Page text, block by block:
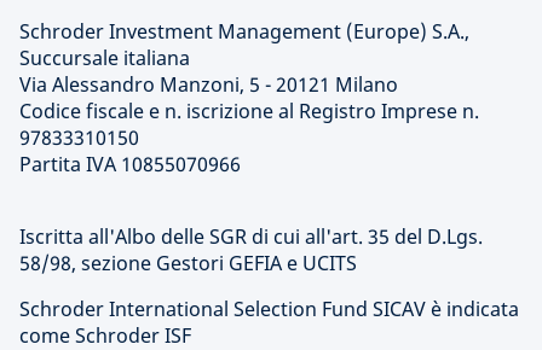
Schroder Investment Management (Europe) S.A.,
Succursale italiana
Via Alessandro Manzoni, 5 - 20121 Milano
Codice fiscale e n. iscrizione al Registro Imprese n.
97833310150
Partita IVA 10855070966
Iscritta all'Albo delle SGR di cui all'art. 35 del D.Lgs.
58/98, sezione Gestori GEFIA e UCITS
Schroder International Selection Fund SICAV è indicata
come Schroder ISF